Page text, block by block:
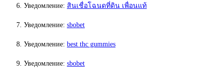
Уведомление: สินเชื่อโฉนดที่ดิน เพื่อนแท้
Уведомление: sbobet
Уведомление: best thc gummies​
Уведомление: sbobet